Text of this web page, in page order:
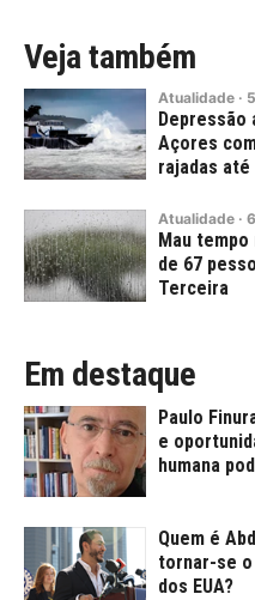
Veja também
Atualidade · 5
Depressão
Açores
rajadas até
Atualidade · 6
Mau
de 67
Terceira
Em destaque
Paulo
e
humana
Quem é
tornar-se o
dos EUA?